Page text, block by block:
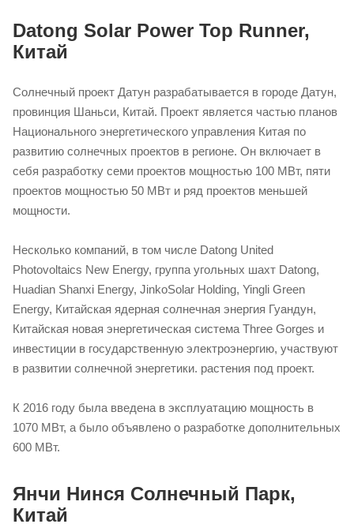
Datong Solar Power Top Runner,
Китай
Солнечный проект Датун разрабатывается в городе Датун,
провинция Шаньси, Китай. Проект является частью планов
Национального энергетического управления Китая по
развитию солнечных проектов в регионе. Он включает в
себя разработку семи проектов мощностью 100 МВт, пяти
проектов мощностью 50 МВт и ряд проектов меньшей
мощности.
Несколько компаний, в том числе Datong United
Photovoltaics New Energy, группа угольных шахт Datong,
Huadian Shanxi Energy, JinkoSolar Holding, Yingli Green
Energy, Китайская ядерная солнечная энергия Гуандун,
Китайская новая энергетическая система Three Gorges и
инвестиции в государственную электроэнергию, участвуют
в развитии солнечной энергетики. растения под проект.
К 2016 году была введена в эксплуатацию мощность в
1070 МВт, а было объявлено о разработке дополнительных
600 МВт.
Янчи Нинся Солнечный Парк,
Китай